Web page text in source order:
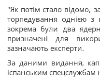
"Як потім стало відомо,
торпедування однією
зокрема були два
призначені для
зазначають експерти.
За даними видання,
іспанським спецслужбам